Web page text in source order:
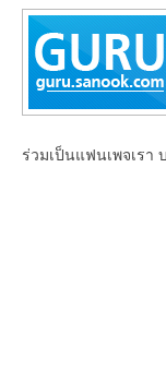
ร่วมเป็นแฟนเพจเรา